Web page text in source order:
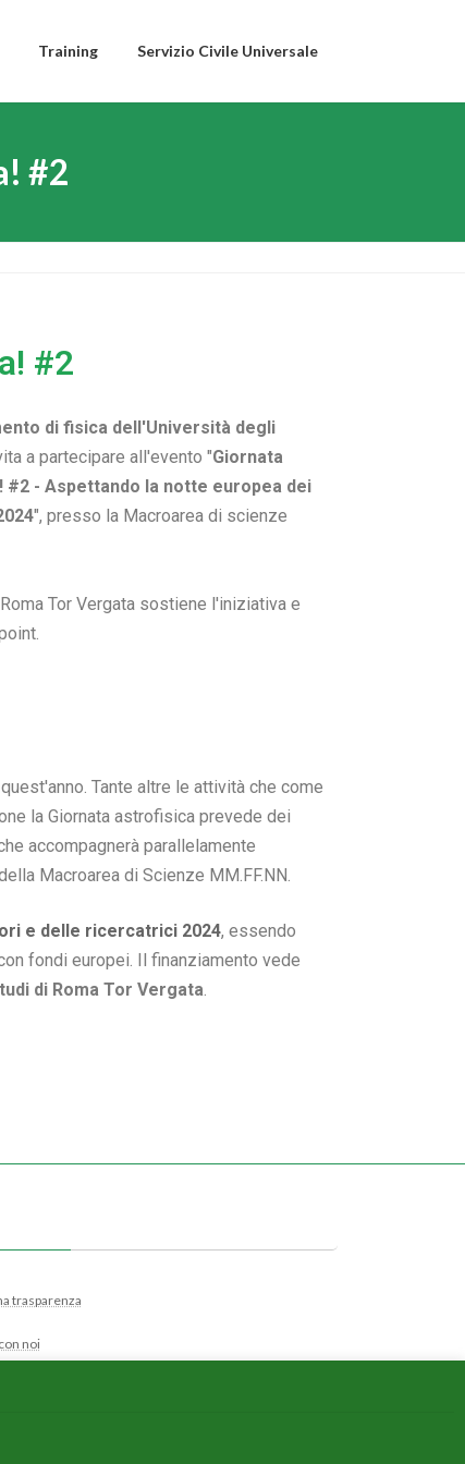
Training Servizio Civile Universale
#2
#2
di fisica dell'Università degli
a partecipare all'evento "Giornata
- Aspettando la notte europea dei
", presso la Macroarea di scienze
Tor Vergata sostiene l'iniziativa e
Tante altre le attività che come
la Giornata astrofisica prevede dei
accompagnerà parallelamente
Macroarea di Scienze MM.FF.NN.
e delle ricercatrici 2024, essendo
fondi europei. Il finanziamento vede
di Roma Tor Vergata
trasparenza
noi